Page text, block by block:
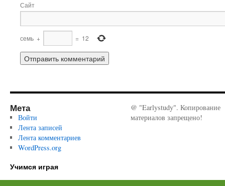
Сайт
семь + = 12
Мета
Войти
Лента записей
Лента комментариев
WordPress.org
@ "Earlystudy". Копирование
материалов запрещено!
Учимся играя